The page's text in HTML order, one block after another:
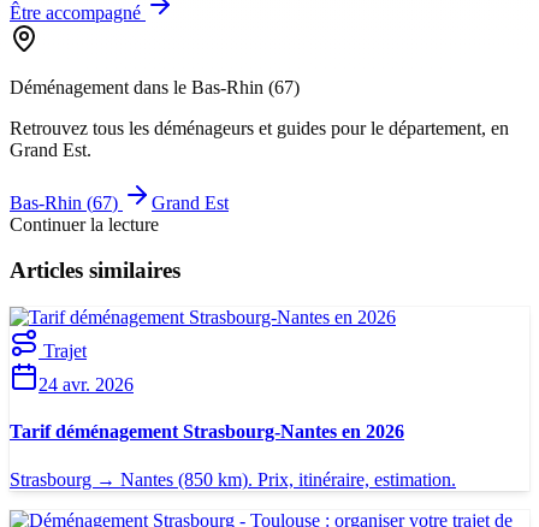
Être accompagné
Déménagement dans le Bas-Rhin (67)
Retrouvez tous les déménageurs et guides pour le département, en
Grand Est.
Bas-Rhin (67)
Grand Est
Continuer la lecture
Articles similaires
Trajet
24 avr. 2026
Tarif déménagement Strasbourg-Nantes en 2026
Strasbourg → Nantes (850 km). Prix, itinéraire, estimation.